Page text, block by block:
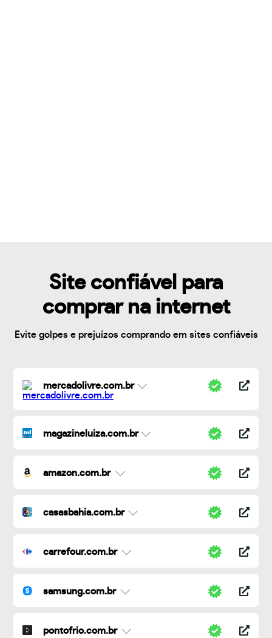
Site confiável para
comprar na internet
Evite golpes e prejuízos comprando em sites confiáveis
mercadolivre.com.br
magazineluiza.com.br
amazon.com.br
casasbahia.com.br
carrefour.com.br
samsung.com.br
pontofrio.com.br